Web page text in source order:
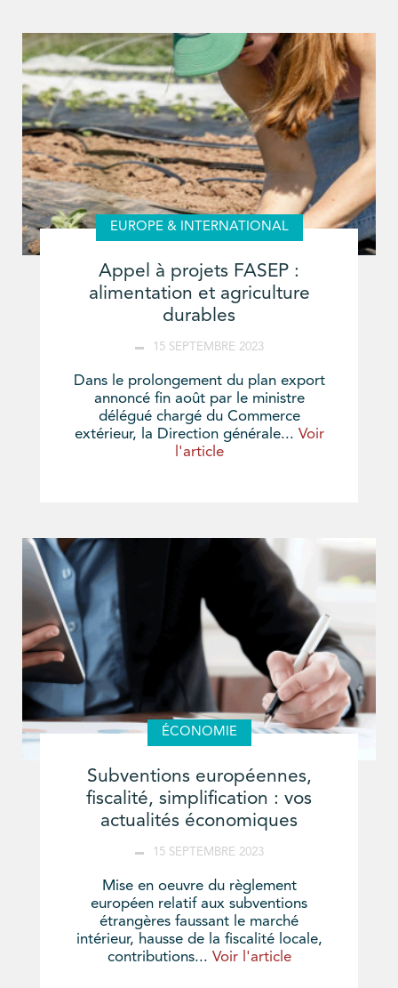
EUROPE & INTERNATIONAL
Appel à projets FASEP :
alimentation et agriculture
durables
15 SEPTEMBRE 2023
Dans le prolongement du plan export
annoncé fin août par le ministre
délégué chargé du Commerce
extérieur, la Direction générale... Voir
l'article
ÉCONOMIE
Subventions européennes,
fiscalité, simplification : vos
actualités économiques
15 SEPTEMBRE 2023
Mise en oeuvre du règlement
européen relatif aux subventions
étrangères faussant le marché
intérieur, hausse de la fiscalité locale,
contributions... Voir l'article